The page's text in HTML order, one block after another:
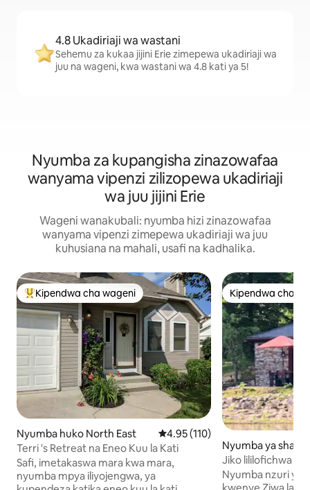
4.8 Ukadiriaji wa wastani
Sehemu za kukaa jijini Erie zimepewa ukadiriaji wa
juu na wageni, kwa wastani wa 4.8 kati ya 5!
Nyumba za kupangisha zinazowafaa
wanyama vipenzi zilizopewa ukadiriaji
wa juu jijini Erie
Wageni wanakubali: nyumba hizi zinazowafaa
wanyama vipenzi zimepewa ukadiriaji wa juu
kuhusiana na mahali, usafi na kadhalika.
Kipendwa maarufu cha wageni
Kipendwa cha wageni
Nyumba huko North East Ukadiriaji wa wastani wa 4.95
4.95 (110)
Terri 's Retreat na Eneo Kuu la Kati
Safi, imetakaswa mara kwa mara,
nyumba mpya iliyojengwa, ya
Kipendwa cha
Kipendwa cha
Nyumba ya
Findley Lake
Jiko lililofichwa
Nyumba nzuri ya
kwenye Ziwa la